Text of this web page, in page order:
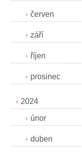
červen
září
říjen
prosinec
2024
únor
duben